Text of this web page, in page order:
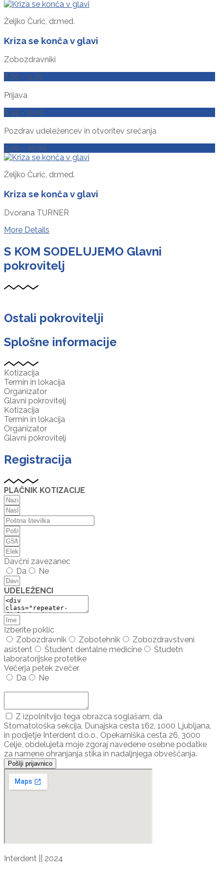
Željko Čurić, dr.med.
Kriza se konča v glavi
Zobozdravniki
8.00 - 9.30
Prijava
8.45 - 9.00
Pozdrav udeležencev in otvoritev srečanja
9.00 - 10.00
Željko Čurić, dr.med.
Kriza se konča v glavi
Dvorana TURNER
More Details
S KOM SODELUJEMO Glavni
pokrovitelj
Ostali pokrovitelji
Splošne informacije
Kotizacija
Termin in lokacija
Organizator
Glavni pokrovitelj
Kotizacija
Termin in lokacija
Organizator
Glavni pokrovitelj
Registracija
PLAČNIK KOTIZACIJE
Davčni zavezanec
Da
Ne
UDELEŽENCI
Izberite poklic
Zobozdravnik
Zobotehnik
Zobozdravstveni
asistent
Študent dentalne medicine
Študetn
laboratorijske protetike
Večerja petek zvečer
Da
Ne
Z izpolnitvijo tega obrazca soglašam, da
Stomatološka sekcija, Dunajska cesta 162, 1000 Ljubljana,
in podjetje Interdent d.o.o., Opekarniška cesta 26, 3000
Celje, obdelujeta moje zgoraj navedene osebne podatke
za namene ohranjanja stika in nadaljnjega obveščanja.
Pošlji prijavnico
Interdent || 2024